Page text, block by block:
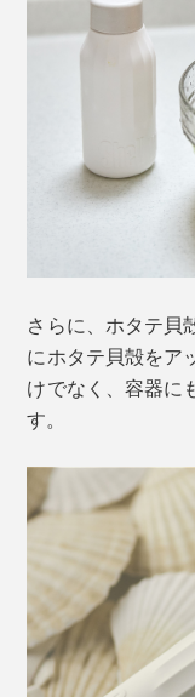
さらに、ホタテ貝
にホタテ貝殻をア
けでなく、容器に
す。